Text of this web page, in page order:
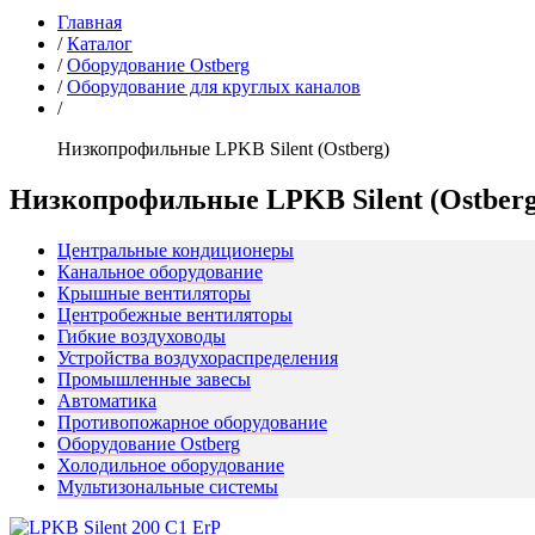
Главная
/Каталог
/Оборудование Ostberg
/Оборудование для круглых каналов
/
Низкопрофильные LPKB Silent (Ostberg)
Низкопрофильные LPKB Silent
Центральные кондиционеры
Канальное оборудование
Крышные вентиляторы
Центробежные вентиляторы
Гибкие воздуховоды
Устройства воздухораспределения
Промышленные завесы
Автоматика
Противопожарное оборудование
Оборудование Ostberg
Холодильное оборудование
Мультизональные системы